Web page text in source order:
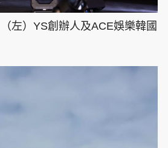
左）YS創辦人及ACE娛樂韓國